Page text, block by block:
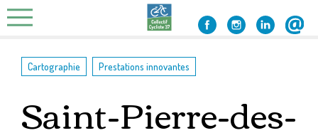
Skip
to
Cartographie Prestations innovantes
Saint-Pierre-des-